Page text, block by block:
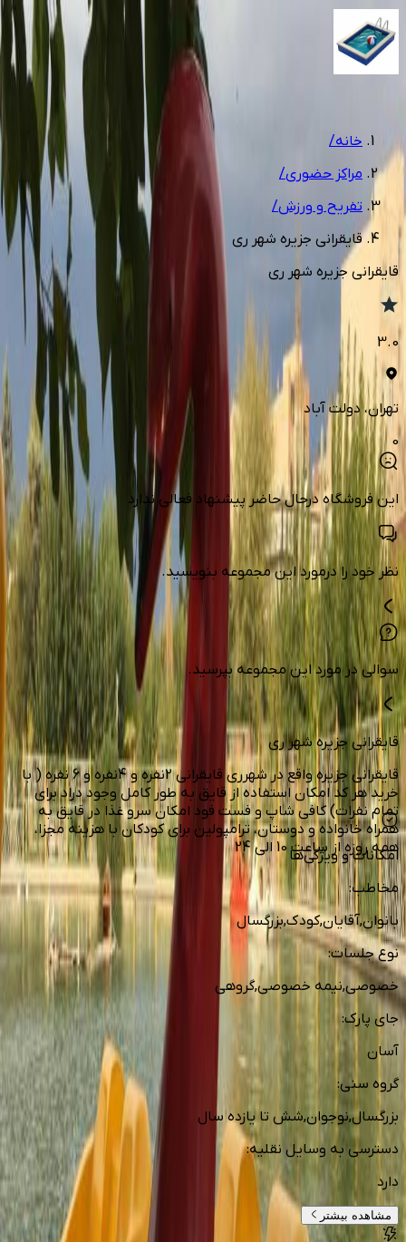
1/4
خانه/
مراکز حضوری/
تفریح و ورزش/
قایقرانی جزیره شهر ری
قایقرانی جزیره شهر ری
3.0
تهران، دولت آباد
0
این فروشگاه درحال حاضر پیشنهاد فعالی ندارد
نظر خود را درمورد این مجموعه بنویسید.
سوالی در مورد این مجموعه بپرسید.
قایقرانی جزیره شهر ری
قایقرانی جزیره واقع در شهرری قایقرانی 2نفره و 4نفره و 6 نفره ( با
خرید هر کد امکان استفاده از قایق به طور کامل وجود دراد برای
تمام نفرات) کافی شاپ و فست فود امکان سرو غذا در قایق به
همراه خانواده و دوستان، ترامپولین برای کودکان با هزینه مجزا،
همه روزه از ساعت 10 الی 24
امکانات و ویژگی‌ها
مخاطب:
بانوان,آقایان,کودک,بزرگسال
نوع جلسات:
خصوصی,نیمه خصوصی,گروهی
جای پارک:
آسان
گروه سنی:
بزرگسال,نوجوان,شش تا یازده سال
دسترسی به وسایل نقلیه:
دارد
مشاهده بیشتر